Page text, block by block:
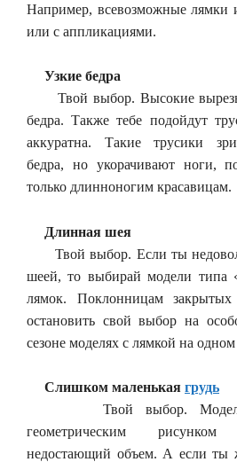
Например, всевозможные лямки
или с аппликациями.
Узкие бедра
Твой выбор. Высокие вырезы
бедра. Также тебе подойдут
аккуратна. Такие трусики
бедра, но укорачивают ноги,
только длинноногим красавицам.
Длинная шея
Твой выбор. Если ты
шеей, то выбирай модели типа
лямок. Поклонницам
остановить свой выбор на
сезоне моделях с лямкой на
Слишком маленькая грудь
Твой выбор. Модели
геометрическим
недостающий объем. А если ты